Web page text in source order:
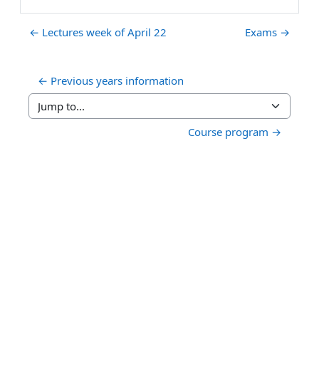
← Lectures week of April 22 Exams →
← Previous years information
Jump to...
Course program →